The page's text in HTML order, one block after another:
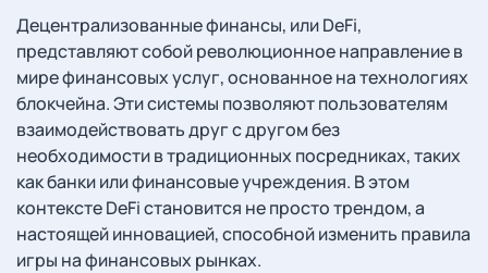
Децентрализованные финансы, или DeFi,
представляют собой революционное направление в
мире финансовых услуг, основанное на технологиях
блокчейна. Эти системы позволяют пользователям
взаимодействовать друг с другом без
необходимости в традиционных посредниках, таких
как банки или финансовые учреждения. В этом
контексте DeFi становится не просто трендом, а
настоящей инновацией, способной изменить правила
игры на финансовых рынках.